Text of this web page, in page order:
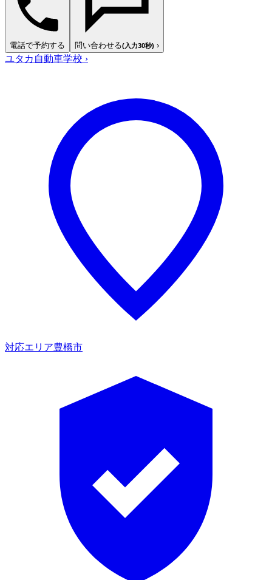
電話で予約する 問い合わせる(入力30秒) ›
ユタカ自動車学校 ›
対応エリア豊橋市